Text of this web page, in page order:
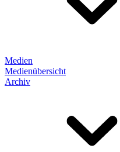
Medien
Medienübersicht
Archiv